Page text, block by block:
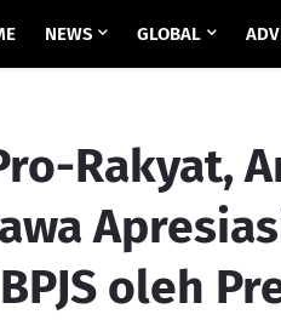
NEWS GLOBAL
Rakyat,
oleh